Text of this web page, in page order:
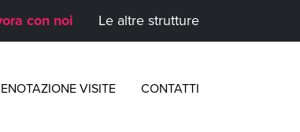
con noi Le altre strutture
VISITE CONTATTI